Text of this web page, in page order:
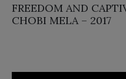
FREEDOM AND
CHOBI MELA – 2017